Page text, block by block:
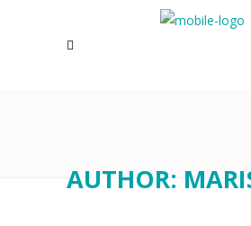
AUTHOR: